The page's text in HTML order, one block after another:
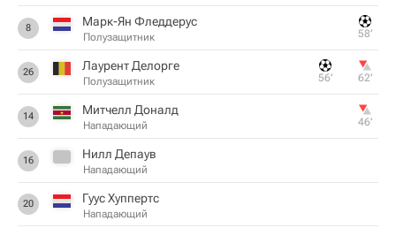
8 Марк-Ян Фледдерус
Полузащитник 58‎’‎
26 Лаурент Делорге
Полузащитник 56‎’‎ 62‎’‎
14 Митчелл Доналд
Нападающий 46‎’‎
16 Нилл Депаув
Нападающий
20 Гуус Хуппертс
Нападающий